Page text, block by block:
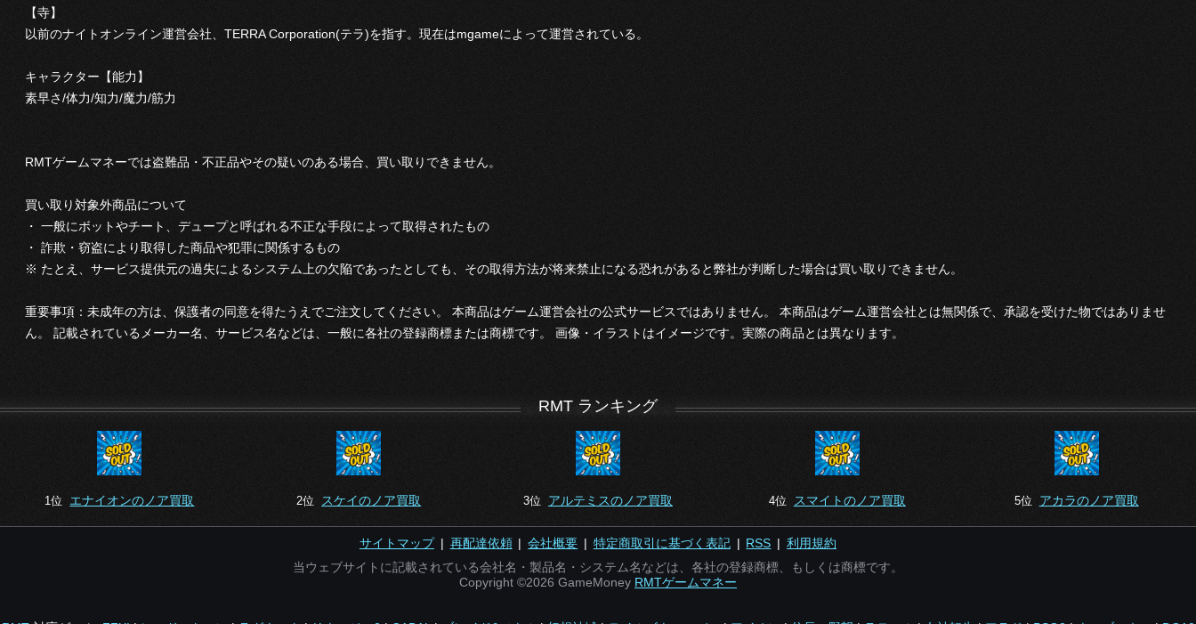
【寺】
以前のナイトオンライン運営会社、TERRA Corporation(テラ)を指す。現在はmgameによって運営されている。
キャラクター【能力】
素早さ/体力/知力/魔力/筋力
RMTゲームマネーでは盗難品・不正品やその疑いのある場合、買い取りできません。
買い取り対象外商品について
・ 一般にボットやチート、デュープと呼ばれる不正な手段によって取得されたもの
・ 詐欺・窃盗により取得した商品や犯罪に関係するもの
※ たとえ、サービス提供元の過失によるシステム上の欠陥であったとしても、その取得方法が将来禁止になる恐れがあると弊社が判断した場合は買い取りできません。
重要事項：未成年の方は、保護者の同意を得たうえでご注文してください。 本商品はゲーム運営会社の公式サービスではありません。 本商品はゲーム運営会社とは無関係で、承認を受けた物ではありませ
ん。 記載されているメーカー名、サービス名などは、一般に各社の登録商標または商標です。 画像・イラストはイメージです。実際の商品とは異なります。
RMT ランキング
1位 エナイオンのノア買取 2位 スケイのノア買取 3位 アルテミスのノア買取 4位 スマイトのノア買取 5位 アカラのノア買取
サイトマップ| 再配達依頼|会社概要 | 特定商取引に基づく表記| RSS |利用規約
当ウェブサイトに記載されている会社名・製品名・システム名などは、各社の登録商標、もしくは商標です。
Copyright ©2026 GameMoney RMTゲームマネー